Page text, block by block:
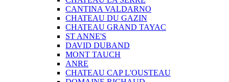
CANTINA VALDARNO
CHATEAU DU GAZIN
CHATEAU GRAND TAYAC
ST ANNE'S
DAVID DUBAND
MONT TAUCH
ANRE
CHATEAU CAP L'OUSTEAU